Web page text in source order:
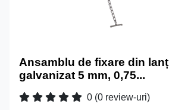
Ansamblu de fixare din lanț
galvanizat 5 mm, 0,75...
0 (0 review-uri)